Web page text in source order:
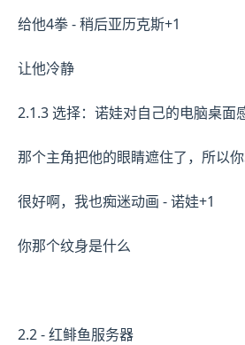
给他4拳 - 稍后亚历克斯+1
让他冷静
2.1.3 选择：诺娃对自己的电脑桌面
那个主角把他的眼睛遮住了，所以
很好啊，我也痴迷动画 - 诺娃+1
你那个纹身是什么
2.2 - 红鲱鱼服务器